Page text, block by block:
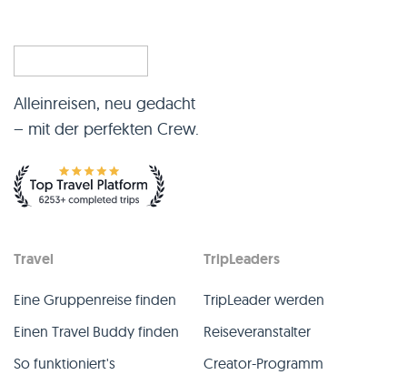
Alleinreisen, neu gedacht
– mit der perfekten Crew.
Travel
Eine Gruppenreise finden
Einen Travel Buddy finden
So funktioniert's
TripLeaders
TripLeader werden
Reiseveranstalter
Creator-Programm